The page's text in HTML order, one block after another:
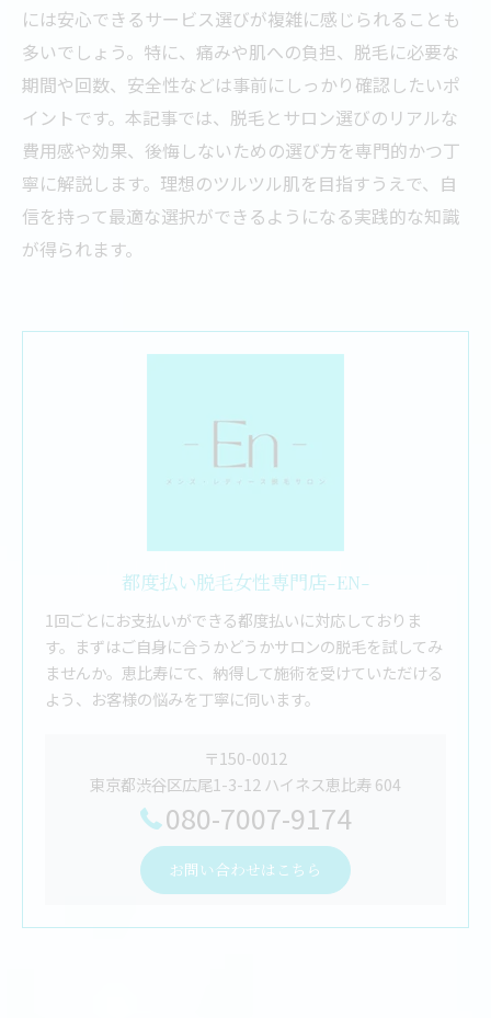
には安心できるサービス選びが複雑に感じられることも
多いでしょう。特に、痛みや肌への負担、脱毛に必要な
期間や回数、安全性などは事前にしっかり確認したいポ
イントです。本記事では、脱毛とサロン選びのリアルな
費用感や効果、後悔しないための選び方を専門的かつ丁
寧に解説します。理想のツルツル肌を目指すうえで、自
信を持って最適な選択ができるようになる実践的な知識
が得られます。
都度払い脱毛女性専門店-EN-
1回ごとにお支払いができる都度払いに対応しておりま
す。まずはご自身に合うかどうかサロンの脱毛を試してみ
ませんか。恵比寿にて、納得して施術を受けていただける
よう、お客様の悩みを丁寧に伺います。
〒150-0012
東京都渋谷区広尾1-3-12 ハイネス恵比寿 604
080-7007-9174
お問い合わせはこちら